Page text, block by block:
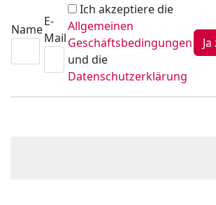
Name
E-
Mail
Ich akzeptiere die
Allgemeinen
Geschäftsbedingungen
und die
Datenschutzerklärung